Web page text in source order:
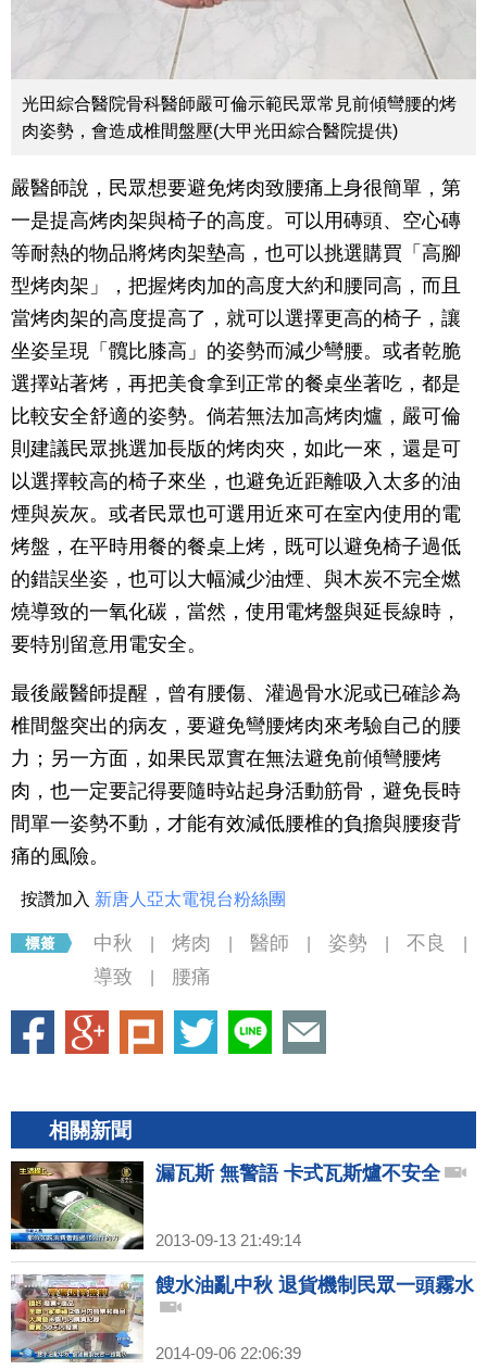
光田綜合醫院骨科醫師嚴可倫示範民眾常見前傾彎腰的烤
肉姿勢，會造成椎間盤壓(大甲光田綜合醫院提供)
嚴醫師說，民眾想要避免烤肉致腰痛上身很簡單，第
一是提高烤肉架與椅子的高度。可以用磚頭、空心磚
等耐熱的物品將烤肉架墊高，也可以挑選購買「高腳
型烤肉架」，把握烤肉加的高度大約和腰同高，而且
當烤肉架的高度提高了，就可以選擇更高的椅子，讓
坐姿呈現「髖比膝高」的姿勢而減少彎腰。或者乾脆
選擇站著烤，再把美食拿到正常的餐桌坐著吃，都是
比較安全舒適的姿勢。倘若無法加高烤肉爐，嚴可倫
則建議民眾挑選加長版的烤肉夾，如此一來，還是可
以選擇較高的椅子來坐，也避免近距離吸入太多的油
煙與炭灰。或者民眾也可選用近來可在室內使用的電
烤盤，在平時用餐的餐桌上烤，既可以避免椅子過低
的錯誤坐姿，也可以大幅減少油煙、與木炭不完全燃
燒導致的一氧化碳，當然，使用電烤盤與延長線時，
要特別留意用電安全。
最後嚴醫師提醒，曾有腰傷、灌過骨水泥或已確診為
椎間盤突出的病友，要避免彎腰烤肉來考驗自己的腰
力；另一方面，如果民眾實在無法避免前傾彎腰烤
肉，也一定要記得要隨時站起身活動筋骨，避免長時
間單一姿勢不動，才能有效減低腰椎的負擔與腰痠背
痛的風險。
按讚加入 新唐人亞太電視台粉絲團
中秋 烤肉 醫師 姿勢 不良
導致 腰痛
相關新聞
漏瓦斯 無警語 卡式瓦斯爐不安全
2013-09-13 21:49:14
餿水油亂中秋 退貨機制民眾一頭霧水
2014-09-06 22:06:39